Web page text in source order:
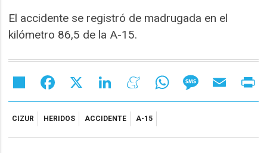
El accidente se registró de madrugada en el
kilómetro 86,5 de la A-15.
Share Facebook LinkedIn MeneameWhatsAppMessageEmail
CIZUR HERIDOS ACCIDENTE A-15